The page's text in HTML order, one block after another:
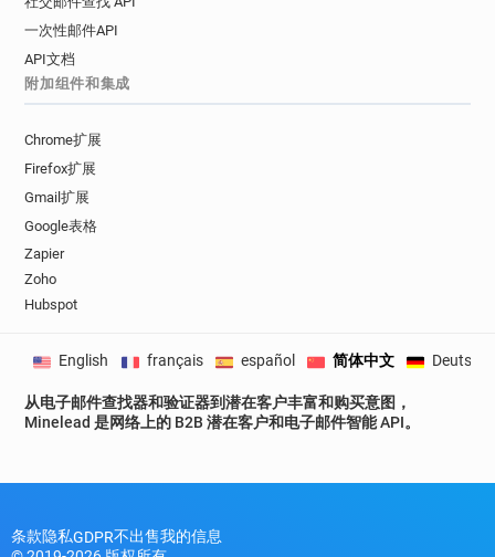
一次性邮件API
API文档
附加组件和集成
Chrome扩展
Firefox扩展
Gmail扩展
Google表格
Zapier
Zoho
Hubspot
从电子邮件查找器和验证器到潜在客户丰富和购买意图，
Minelead 是网络上的 B2B 潜在客户和电子邮件智能 API。
English français español 简体中文 Deutsch
条款隐私GDPR不出售我的信息